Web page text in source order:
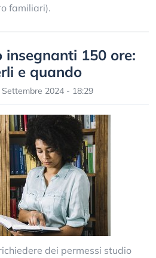
familiari).
insegnanti 150 ore:
e quando
Settembre 2024 - 18:29
dei permessi studio